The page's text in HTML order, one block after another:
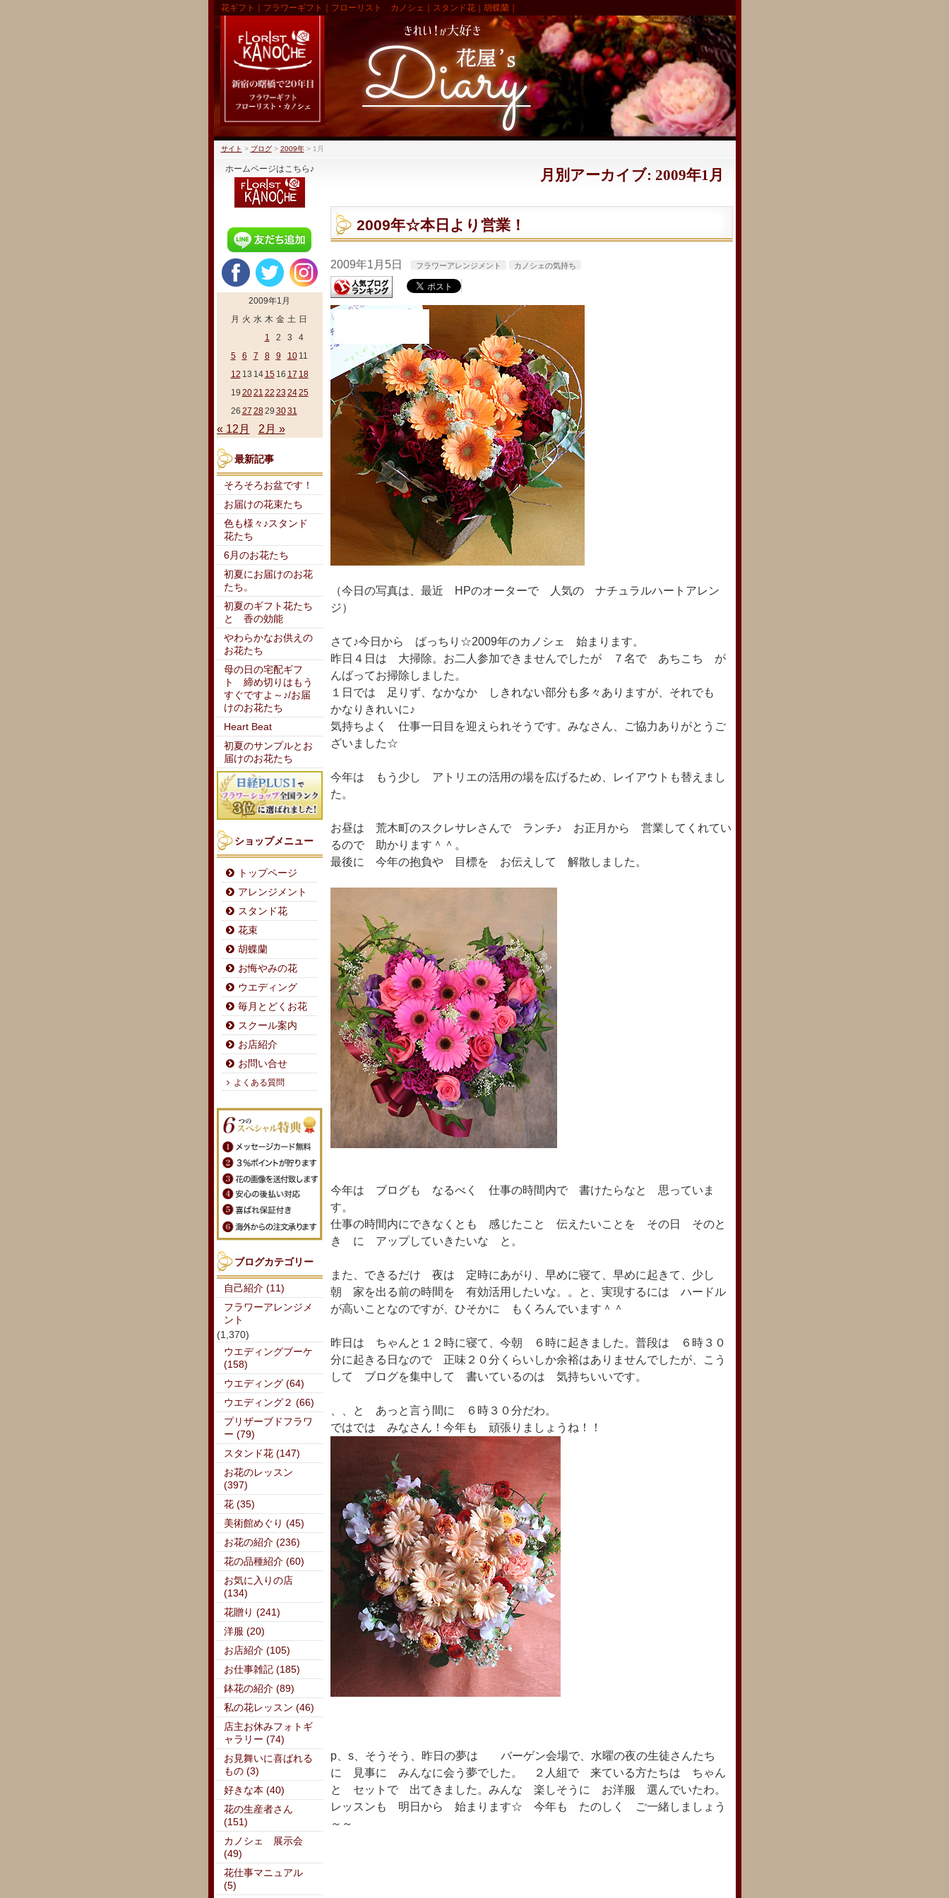
花ギフト｜フラワーギフト｜フローリスト カノシェ｜スタンド花｜胡蝶蘭｜
サイト > ブログ> 2009年> 1月
月別アーカイブ: 2009年1月
2009年☆本日より営業！
2009年1月5日 フラワーアレンジメント カノシェの気持ち
（今日の写真は、最近 HPのオーターで 人気の ナチュラルハートアレン
ジ）
さて♪今日から ばっちり☆2009年のカノシェ 始まります。
昨日４日は 大掃除。お二人参加できませんでしたが ７名で あちこち が
んばってお掃除しました。
１日では 足りず、なかなか しきれない部分も多々ありますが、それでも
かなりきれいに♪
気持ちよく 仕事一日目を迎えられそうです。みなさん、ご協力ありがとうご
ざいました☆
今年は もう少し アトリエの活用の場を広げるため、レイアウトも替えまし
た。
お昼は 荒木町のスクレサレさんで ランチ♪ お正月から 営業してくれてい
るので 助かります＾＾。
最後に 今年の抱負や 目標を お伝えして 解散しました。
今年は ブログも なるべく 仕事の時間内で 書けたらなと 思っていま
す。
仕事の時間内にできなくとも 感じたこと 伝えたいことを その日 そのと
き に アップしていきたいな と。
また、できるだけ 夜は 定時にあがり、早めに寝て、早めに起きて、少し
朝 家を出る前の時間を 有効活用したいな。。と、実現するには ハードル
が高いことなのですが、ひそかに もくろんでいます＾＾
昨日は ちゃんと１２時に寝て、今朝 ６時に起きました。普段は ６時３０
分に起きる日なので 正味２０分くらいしか余裕はありませんでしたが、こう
して ブログを集中して 書いているのは 気持ちいいです。
、、と あっと言う間に ６時３０分だわ。
ではでは みなさん！今年も 頑張りましょうね！！
p、s、そうそう、昨日の夢は バーゲン会場で、水曜の夜の生徒さんたち
に 見事に みんなに会う夢でした。 ２人組で 来ている方たちは ちゃん
と セットで 出てきました。みんな 楽しそうに お洋服 選んでいたわ。
レッスンも 明日から 始まります☆ 今年も たのしく ご一緒しましょう
～～
ホームページはこちら♪
2009年1月
月 火 水 木 金 土 日
1
2 3
4
5
6 7 8 9 10 11
12 13 14 15 16 17 18
19 2021 22 23 2425
26 27 2829 3031
« 12月 2月 »
最新記事
そろそろお盆です！
お届けの花束たち
色も様々♪スタンド
花たち
6月のお花たち
初夏にお届けのお花
たち。
初夏のギフト花たち
と 香の効能
やわらかなお供えの
お花たち
母の日の宅配ギフ
ト 締め切りはもう
すぐですよ～♪/お届
けのお花たち
Heart Beat
初夏のサンプルとお
届けのお花たち
ショップメニュー
トップページ
アレンジメント
スタンド花
花束
胡蝶蘭
お悔やみの花
ウエディング
毎月とどくお花
スクール案内
お店紹介
お問い合せ
よくある質問
ブログカテゴリー
自己紹介 (11)
フラワーアレンジメ
ント
(1,370)
ウエディングブーケ
(158)
ウエディング (64)
ウエディング２ (66)
プリザーブドフラワ
ー (79)
スタンド花 (147)
お花のレッスン
(397)
花 (35)
美術館めぐり (45)
お花の紹介 (236)
花の品種紹介 (60)
お気に入りの店
(134)
花贈り (241)
洋服 (20)
お店紹介 (105)
お仕事雑記 (185)
鉢花の紹介 (89)
私の花レッスン (46)
店主お休みフォトギ
ャラリー (74)
お見舞いに喜ばれる
もの (3)
好きな本 (40)
花の生産者さん
(151)
カノシェ 展示会
(49)
花仕事マニュアル
(5)